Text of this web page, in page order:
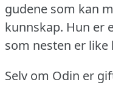
gudene som kan
kunnskap. Hun er
som nesten er
Selv om Odin er